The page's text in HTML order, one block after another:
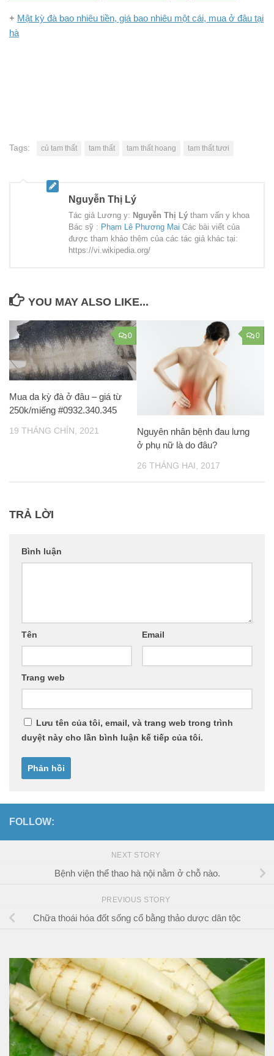
+ Mật kỳ đà bao nhiêu tiền, giá bao nhiêu một cái, mua ở đâu tại
hà
Tags: củ tam thất tam thất tam thất hoang tam thất tươi
Nguyễn Thị Lý
Tác giả Lương y: Nguyễn Thị Lý tham vấn y khoa
Bác sỹ : Phạm Lê Phương Mai Các bài viết của
được tham khảo thêm của các tác giả khác tại:
https://vi.wikipedia.org/
YOU MAY ALSO LIKE...
0
Mua da kỳ đà ở đâu – giá từ
250k/miếng #0932.340.345
19 THÁNG CHÍN, 2021
0
Nguyên nhân bệnh đau lưng
ở phụ nữ là do đâu?
26 THÁNG HAI, 2017
TRẢ LỜI
Bình luận
Tên Email
Trang web
Lưu tên của tôi, email, và trang web trong trình
duyệt này cho lần bình luận kế tiếp của tôi.
FOLLOW:
NEXT STORY
Bệnh viện thể thao hà nội nằm ở chỗ nào.
PREVIOUS STORY
Chữa thoái hóa đốt sống cổ bằng thảo dược dân tộc